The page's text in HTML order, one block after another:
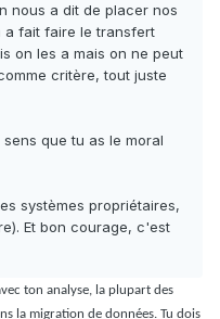
nous a dit de placer nos
a fait faire le transfert
on les a mais on ne peut
critère, tout juste
que tu as le moral
systèmes propriétaires,
Et bon courage, c'est
ton analyse, la plupart des
la migration de données. Tu dois